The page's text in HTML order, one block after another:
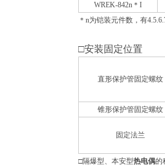
WREK-842n ＊I
＊n为铠装元件数，有
□安装固定位置
直形保护管固定螺纹
锥形保护管固定螺纹
固定法兰
□隔爆型、本安型热电偶的